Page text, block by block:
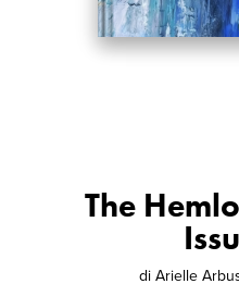
The
di Arielle